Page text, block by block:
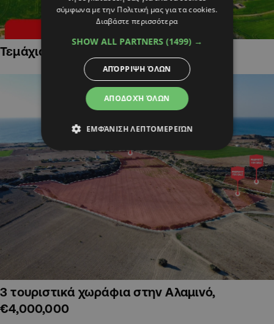
Τεμάχια Γης σε Οικιστικές Περιοχές
3 τουριστικά χωράφια στην Αλαμινό,
€4,000,000
σύμφωνα με την Πολιτική μας για τα cookies.
Διαβάστε περισσότερα
SHOW ALL PARTNERS (1499) →
ΑΠΟΔΟΧΉ ΌΛΩΝ
ΑΠΌΡΡΙΨΗ ΌΛΩΝ
ΕΜΦΆΝΙΣΗ ΛΕΠΤΟΜΕΡΕΙΏΝ